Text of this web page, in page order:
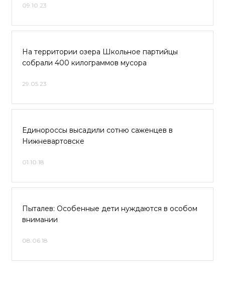
09.10.23
На территории озера Школьное партийцы
собрали 400 килограммов мусора
29.05.23
Единороссы высадили сотню саженцев в
Нижневартовске
01.10.18
Пыталев: Особенные дети нуждаются в особом
внимании
08.06.18